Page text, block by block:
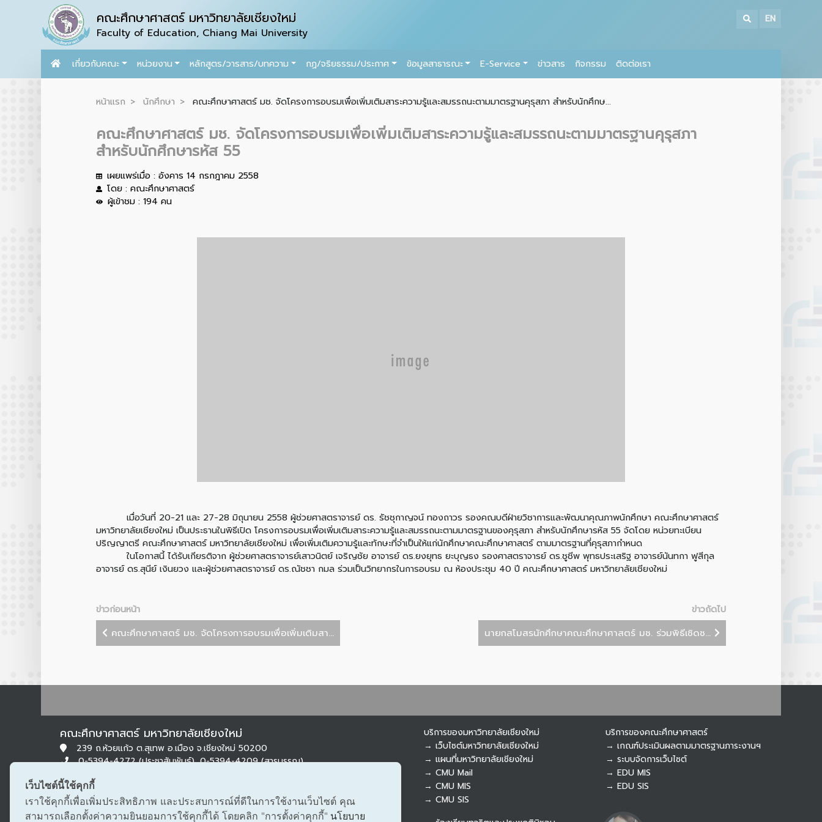
คณะศึกษาศาสตร์ มหาวิทยาลัยเชียงใหม่
Faculty of Education, Chiang Mai University
EN
เกี่ยวกับคณะ หน่วยงาน หลักสูตร/วารสาร/บทความ กฏ/จริยธรรม/ประกาศ ข้อมูลสาธารณะ E-Service ข่าวสาร กิจกรรม ติดต่อเรา
หน้าแรก นักศึกษา คณะศึกษาศาสตร์ มช. จัดโครงการอบรมเพื่อเพิ่มเติมสาระความรู้และสมรรถนะตามมาตรฐานคุรุสภา สำหรับนักศึกษ...
คณะศึกษาศาสตร์ มช. จัดโครงการอบรมเพื่อเพิ่มเติมสาระความรู้และสมรรถนะตามมาตรฐานคุรุสภา
สำหรับนักศึกษารหัส 55
เผยแพร่เมื่อ : อังคาร 14 กรกฎาคม 2558
โดย : คณะศึกษาศาสตร์
ผู้เข้าชม : 194 คน
เมื่อวันที่ 20-21 และ 27-28 มิถุนายน 2558 ผู้ช่วยศาสตราจารย์ ดร. รัชชุกาญจน์ ทองถาวร รองคณบดีฝ่ายวิชาการและพัฒนาคุณภาพนักศึกษา คณะศึกษาศาสตร์
มหาวิทยาลัยเชียงใหม่ เป็นประธานในพิธีเปิด โครงการอบรมเพื่อเพิ่มเติมสาระความรู้และสมรรถนะตามมาตรฐานของคุรุสภา สำหรับนักศึกษารหัส 55 จัดโดย หน่วยทะเบียน
ปริญญาตรี คณะศึกษาศาสตร์ มหาวิทยาลัยเชียงใหม่ เพื่อเพิ่มเติมความรู้และทักษะที่จำเป็นให้แก่นักศึกษาคณะศึกษาศาสตร์ ตามมาตรฐานที่คุรุสภากำหนด
ในโอกาสนี้ ได้รับเกียรติจาก ผู้ช่วยศาสตราจารย์เสาวนิตย์ เจริญชัย อาจารย์ ดร.ยงยุทธ ยะบุญธง รองศาสตราจารย์ ดร.ชูชีพ พุทธประเสริฐ อาจารย์นันทกา ฟูสีกุล
อาจารย์ ดร.สุนีย์ เงินยวง และผู้ช่วยศาสตราจารย์ ดร.ณัชชา กมล ร่วมเป็นวิทยากรในการอบรม ณ ห้องประชุม 40 ปี คณะศึกษาศาสตร์ มหาวิทยาลัยเชียงใหม่
ข่าวก่อนหน้า
ข่าวถัดไป
คณะศึกษาศาสตร์ มช. จัดโครงการอบรมเพื่อเพิ่มเติมสา...
นายกสโมสรนักศึกษาคณะศึกษาศาสตร์ มช. ร่วมพิธีเชิดช...
คณะศึกษาศาสตร์ มหาวิทยาลัยเชียงใหม่
239 ถ.ห้วยแก้ว ต.สุเทพ อ.เมือง จ.เชียงใหม่ 50200
0-5394-4272 (ประชาสัมพันธ์), 0-5394-4209 (สารบรรณ)
edu@cmu.ac.th, saraban_edu@cmu.ac.th
บริการของมหาวิทยาลัยเชียงใหม่
→ เว็บไซต์มหาวิทยาลัยเชียงใหม่
→ แผนที่มหาวิทยาลัยเชียงใหม่
→ CMU Mail
→ CMU MIS
→ CMU SIS
บริการของคณะศึกษาศาสตร์
→ เกณฑ์ประเมินผลตามมาตรฐานภาระงานฯ
→ ระบบจัดการเว็บไซต์
→ EDU MIS
→ EDU SIS
เว็บไซต์นี้ใช้คุกกี้
เราใช้คุกกี้เพื่อเพิ่มประสิทธิภาพ และประสบการณ์ที่ดีในการใช้งานเว็บไซต์ คุณ
สามารถเลือกตั้งค่าความยินยอมการใช้คุกกี้ได้ โดยคลิก "การตั้งค่าคุกกี้" นโยบาย